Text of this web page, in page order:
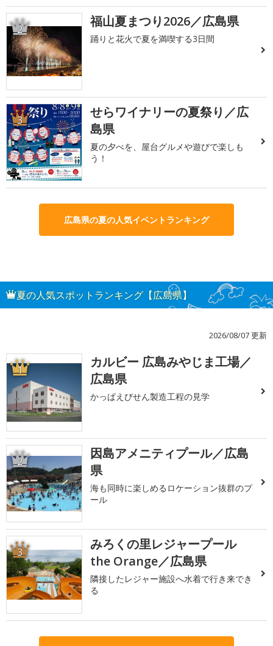
2 福山夏まつり2026／広島県
踊りと花火で夏を満喫する3日間
3
せらワイナリーの夏祭り／広
島県
夏の夕べを、屋台グルメや遊びで楽しも
う！
広島県の夏の人気イベントランキング
夏の人気スポットランキング【広島県】
2026/08/07 更新
1
カルビー 広島みやじま工場／
広島県
かっぱえびせん製造工程の見学
2
因島アメニティプール／広島
県
海も同時に楽しめるロケーション抜群のプ
ール
3
みろくの里レジャープール
the Orange／広島県
隣接したレジャー施設へ水着で行き来でき
る